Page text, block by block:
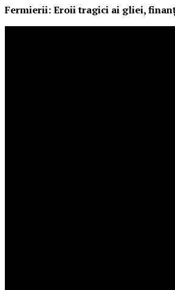
Fermierii: Eroii tragici ai gliei,